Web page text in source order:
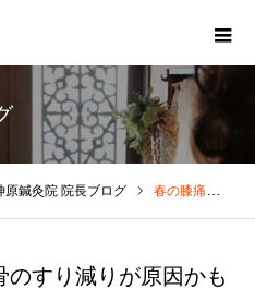
原鍼灸院 院長ブログ 春の膝痛悪化、軟骨のすり減りが原因かも
すり減りが原因かも